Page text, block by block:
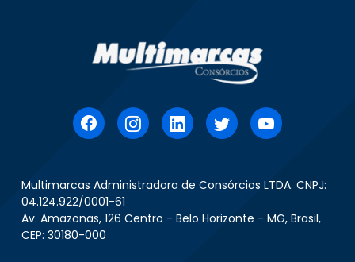
Multimarcas Administradora de Consórcios LTDA. CNPJ:
04.124.922/0001-61
Av. Amazonas, 126 Centro - Belo Horizonte - MG, Brasil,
CEP: 30180-000